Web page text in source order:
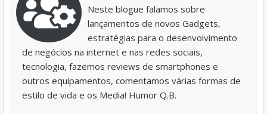
Neste blogue falamos sobre
lançamentos de novos Gadgets,
estratégias para o desenvolvimento
de negócios na internet e nas redes sociais,
tecnologia, fazemos reviews de smartphones e
outros equipamentos, comentamos várias formas de
estilo de vida e os Media! Humor Q.B.